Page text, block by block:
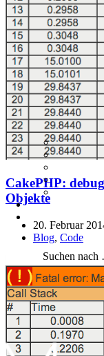
Suchen
CakePHP:
Objekte
20. Februar
Blog, Code